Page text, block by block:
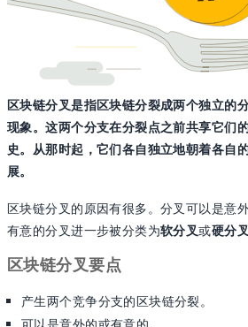
区块链分叉是指区块链分裂成两个独立的
现象。这两个分支在分裂点之前共享它们
史。从那时起，它们各自独立地朝着各自
展。
区块链分叉的原因有很多。分叉可以是意
有意的分叉进一步被分类为软分叉或硬分叉
区块链分叉要点
产生两个竞争分支的区块链分裂。
可以是意外的或有意的。